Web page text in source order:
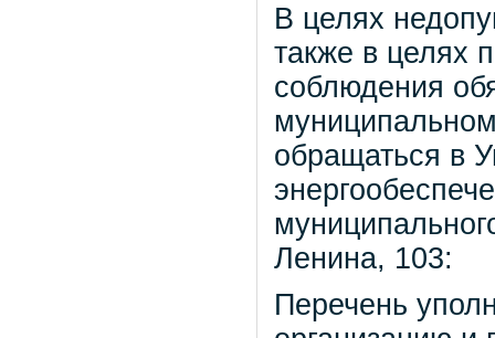
В целях
также в целях
соблюдения
обращаться в
Ленина, 103:
Перечень